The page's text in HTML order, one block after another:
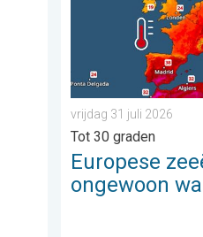
vrijdag 31 juli 2026
Tot 30 graden
Europese
ongewoon